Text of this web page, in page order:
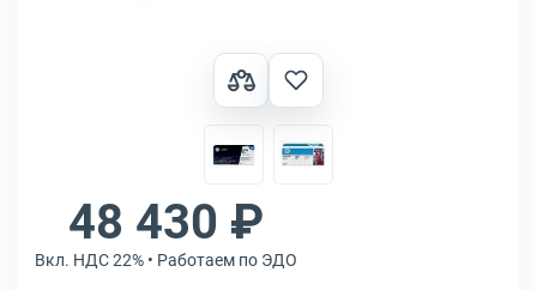
48 430 ₽
Вкл. НДС 22% • Работаем по ЭДО